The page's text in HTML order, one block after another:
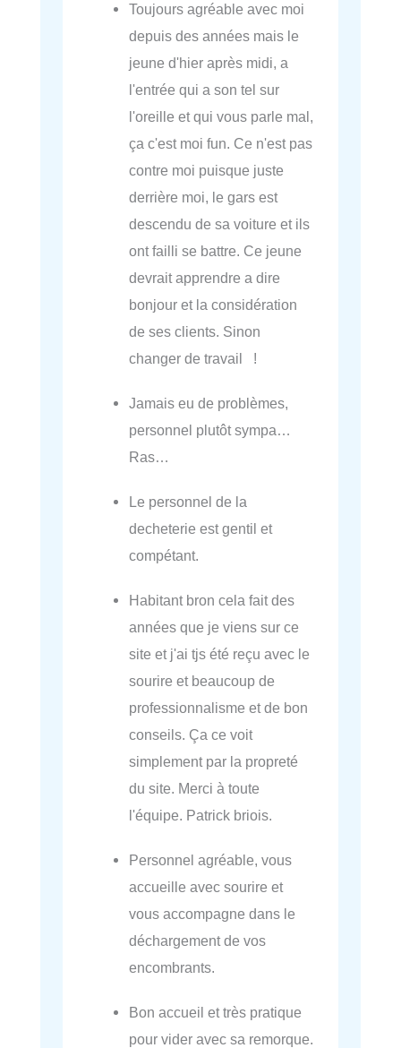
Toujours agréable avec moi
depuis des années mais le
jeune d'hier après midi, a
l'entrée qui a son tel sur
l'oreille et qui vous parle mal,
ça c'est moi fun. Ce n'est pas
contre moi puisque juste
derrière moi, le gars est
descendu de sa voiture et ils
ont failli se battre. Ce jeune
devrait apprendre a dire
bonjour et la considération
de ses clients. Sinon
changer de travail !
Jamais eu de problèmes,
personnel plutôt sympa…
Ras…
Le personnel de la
decheterie est gentil et
compétant.
Habitant bron cela fait des
années que je viens sur ce
site et j'ai tjs été reçu avec le
sourire et beaucoup de
professionnalisme et de bon
conseils. Ça ce voit
simplement par la propreté
du site. Merci à toute
l'équipe. Patrick briois.
Personnel agréable, vous
accueille avec sourire et
vous accompagne dans le
déchargement de vos
encombrants.
Bon accueil et très pratique
pour vider avec sa remorque.